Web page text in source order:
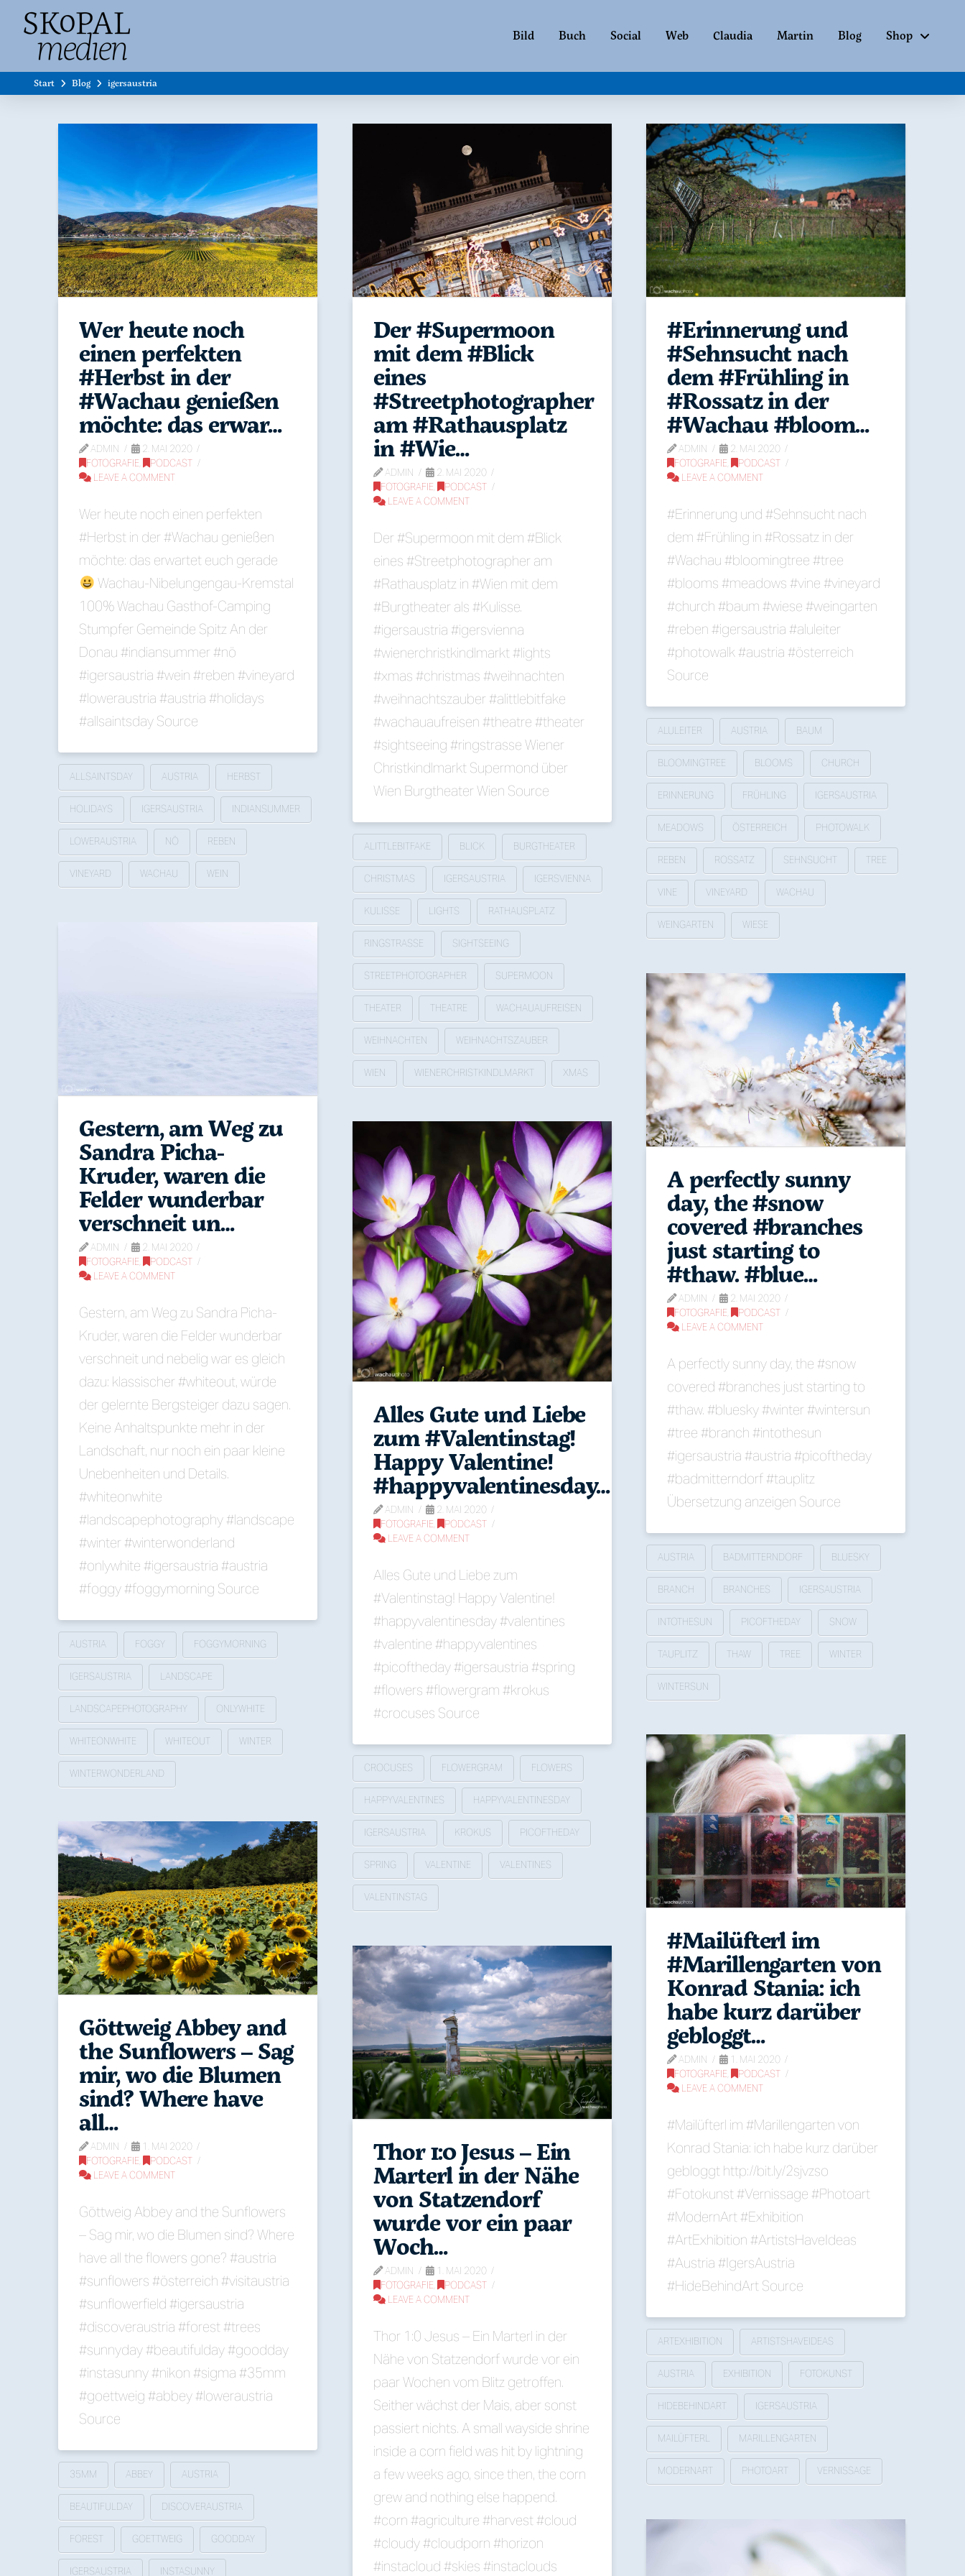
Bild Buch Social Web Claudia Martin Blog Shop
Start Blog igersaustria
Wer heute noch
einen perfekten
#Herbst in der
#Wachau genießen
möchte: das erwar…
ADMIN
2. MAI 2020
FOTOGRAFIE
PODCAST
LEAVE A COMMENT
Wer heute noch einen perfekten
#Herbst in der #Wachau genießen
möchte: das erwartet euch gerade
Wachau-Nibelungengau-Kremstal
100% Wachau Gasthof-Camping
Stumpfer Gemeinde Spitz An der
Donau #indiansummer #nö
#igersaustria #wein #reben #vineyard
#loweraustria #austria #holidays
#allsaintsday Source
ALLSAINTSDAY AUSTRIA HERBST
HOLIDAYS IGERSAUSTRIA INDIANSUMMER
LOWERAUSTRIA NÖ REBEN
VINEYARD WACHAU WEIN
Der #Supermoon
mit dem #Blick
eines
#Streetphotographer
am #Rathausplatz
in #Wie…
ADMIN
2. MAI 2020
FOTOGRAFIE
PODCAST
LEAVE A COMMENT
Der #Supermoon mit dem #Blick
eines #Streetphotographer am
#Rathausplatz in #Wien mit dem
#Burgtheater als #Kulisse.
#igersaustria #igersvienna
#wienerchristkindlmarkt #lights
#xmas #christmas #weihnachten
#weihnachtszauber #alittlebitfake
#wachauaufreisen #theatre #theater
#sightseeing #ringstrasse Wiener
Christkindlmarkt Supermond über
Wien Burgtheater Wien Source
ALITTLEBITFAKE BLICK BURGTHEATER
CHRISTMAS IGERSAUSTRIA IGERSVIENNA
KULISSE LIGHTS RATHAUSPLATZ
RINGSTRASSE SIGHTSEEING
STREETPHOTOGRAPHER SUPERMOON
THEATER THEATRE WACHAUAUFREISEN
WEIHNACHTEN WEIHNACHTSZAUBER
WIEN WIENERCHRISTKINDLMARKT XMAS
#Erinnerung und
#Sehnsucht nach
dem #Frühling in
#Rossatz in der
#Wachau #bloom…
ADMIN
2. MAI 2020
FOTOGRAFIE
PODCAST
LEAVE A COMMENT
#Erinnerung und #Sehnsucht nach
dem #Frühling in #Rossatz in der
#Wachau #bloomingtree #tree
#blooms #meadows #vine #vineyard
#church #baum #wiese #weingarten
#reben #igersaustria #aluleiter
#photowalk #austria #österreich
Source
ALULEITER AUSTRIA BAUM
BLOOMINGTREE BLOOMS CHURCH
ERINNERUNG FRÜHLING IGERSAUSTRIA
MEADOWS ÖSTERREICH PHOTOWALK
REBEN ROSSATZ SEHNSUCHT TREE
VINE VINEYARD WACHAU
WEINGARTEN WIESE
Gestern, am Weg zu
Sandra Picha-
Kruder, waren die
Felder wunderbar
verschneit un…
ADMIN
2. MAI 2020
FOTOGRAFIE
PODCAST
LEAVE A COMMENT
Gestern, am Weg zu Sandra Picha-
Kruder, waren die Felder wunderbar
verschneit und nebelig war es gleich
dazu: klassischer #whiteout, würde
der gelernte Bergsteiger dazu sagen.
Keine Anhaltspunkte mehr in der
Landschaft, nur noch ein paar kleine
Unebenheiten und Details.
#whiteonwhite
#landscapephotography #landscape
#winter #winterwonderland
#onlywhite #igersaustria #austria
#foggy #foggymorning Source
AUSTRIA FOGGY FOGGYMORNING
IGERSAUSTRIA LANDSCAPE
LANDSCAPEPHOTOGRAPHY ONLYWHITE
WHITEONWHITE WHITEOUT WINTER
WINTERWONDERLAND
A perfectly sunny
day, the #snow
covered #branches
just starting to
#thaw. #blue…
ADMIN
2. MAI 2020
FOTOGRAFIE
PODCAST
LEAVE A COMMENT
A perfectly sunny day, the #snow
covered #branches just starting to
#thaw. #bluesky #winter #wintersun
#tree #branch #intothesun
#igersaustria #austria #picoftheday
#badmitterndorf #tauplitz
Übersetzung anzeigen Source
AUSTRIA BADMITTERNDORF BLUESKY
BRANCH BRANCHES IGERSAUSTRIA
INTOTHESUN PICOFTHEDAY SNOW
TAUPLITZ THAW TREE WINTER
WINTERSUN
Alles Gute und Liebe
zum #Valentinstag!
Happy Valentine!
#happyvalentinesday…
ADMIN
2. MAI 2020
FOTOGRAFIE
PODCAST
LEAVE A COMMENT
Alles Gute und Liebe zum
#Valentinstag! Happy Valentine!
#happyvalentinesday #valentines
#valentine #happyvalentines
#picoftheday #igersaustria #spring
#flowers #flowergram #krokus
#crocuses Source
CROCUSES FLOWERGRAM FLOWERS
HAPPYVALENTINES HAPPYVALENTINESDAY
IGERSAUSTRIA KROKUS PICOFTHEDAY
SPRING VALENTINE VALENTINES
VALENTINSTAG
#Mailüfterl im
#Marillengarten von
Konrad Stania: ich
habe kurz darüber
gebloggt…
ADMIN
1. MAI 2020
FOTOGRAFIE
PODCAST
LEAVE A COMMENT
#Mailüfterl im #Marillengarten von
Konrad Stania: ich habe kurz darüber
gebloggt http://bit.ly/2sjvzso
#Fotokunst #Vernissage #Photoart
#ModernArt #Exhibition
#ArtExhibition #ArtistsHaveIdeas
#Austria #IgersAustria
#HideBehindArt Source
ARTEXHIBITION ARTISTSHAVEIDEAS
AUSTRIA EXHIBITION FOTOKUNST
HIDEBEHINDART IGERSAUSTRIA
MAILÜFTERL MARILLENGARTEN
MODERNART PHOTOART VERNISSAGE
Göttweig Abbey and
the Sunflowers – Sag
mir, wo die Blumen
sind? Where have
all…
ADMIN
1. MAI 2020
FOTOGRAFIE
PODCAST
LEAVE A COMMENT
Göttweig Abbey and the Sunflowers
– Sag mir, wo die Blumen sind? Where
have all the flowers gone? #austria
#sunflowers #österreich #visitaustria
#sunflowerfield #igersaustria
#discoveraustria #forest #trees
#sunnyday #beautifulday #goodday
#instasunny #nikon #sigma #35mm
#goettweig #abbey #loweraustria
Source
35MM ABBEY AUSTRIA
BEAUTIFULDAY DISCOVERAUSTRIA
FOREST GOETTWEIG GOODDAY
IGERSAUSTRIA INSTASUNNY
Thor 1:0 Jesus – Ein
Marterl in der Nähe
von Statzendorf
wurde vor ein paar
Woch…
ADMIN
1. MAI 2020
FOTOGRAFIE
PODCAST
LEAVE A COMMENT
Thor 1:0 Jesus – Ein Marterl in der
Nähe von Statzendorf wurde vor ein
paar Wochen vom Blitz getroffen.
Seither wächst der Mais, aber sonst
passiert nichts. A small wayside shrine
inside a corn field was hit by lightning
a few weeks ago, since then, the corn
grew and nothing else happend.
#corn #agriculture #harvest #cloud
#cloudy #cloudporn #horizon
#instacloud #skies #instaclouds